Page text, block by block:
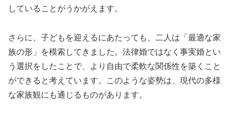
していることがうかがえます。
さらに、子どもを迎えるにあたっても、二人は「最適な家
族の形」を模索してきました。法律婚ではなく事実婚とい
う選択をしたことで、より自由で柔軟な関係性を築くこと
ができると考えています。このような姿勢は、現代の多様
な家族観にも通じるものがあります。